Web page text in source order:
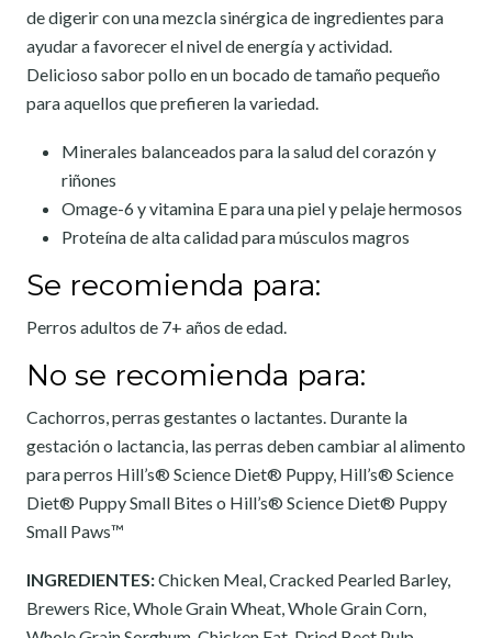
de digerir con una mezcla sinérgica de ingredientes para
ayudar a favorecer el nivel de energía y actividad.
Delicioso sabor pollo en un bocado de tamaño pequeño
para aquellos que prefieren la variedad.
Minerales balanceados para la salud del corazón y
riñones
Omage-6 y vitamina E para una piel y pelaje hermosos
Proteína de alta calidad para músculos magros
Se recomienda para:
Perros adultos de 7+ años de edad.
No se recomienda para:
Cachorros, perras gestantes o lactantes. Durante la
gestación o lactancia, las perras deben cambiar al alimento
para perros Hill’s® Science Diet® Puppy, Hill’s® Science
Diet® Puppy Small Bites o Hill’s® Science Diet® Puppy
Small Paws™
INGREDIENTES:Chicken Meal, Cracked Pearled Barley,
Brewers Rice, Whole Grain Wheat, Whole Grain Corn,